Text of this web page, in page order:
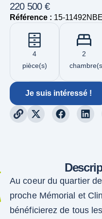
220 500 €
Référence : 15-11492NBE
4
pièce(s)
2
Je suis intéressé !
Au coeur du quartier
proche Mémorial et
bénéficierez de tous